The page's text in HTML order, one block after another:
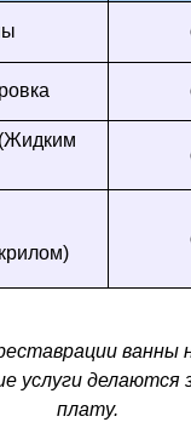
ванны
услуги делаются
плату.